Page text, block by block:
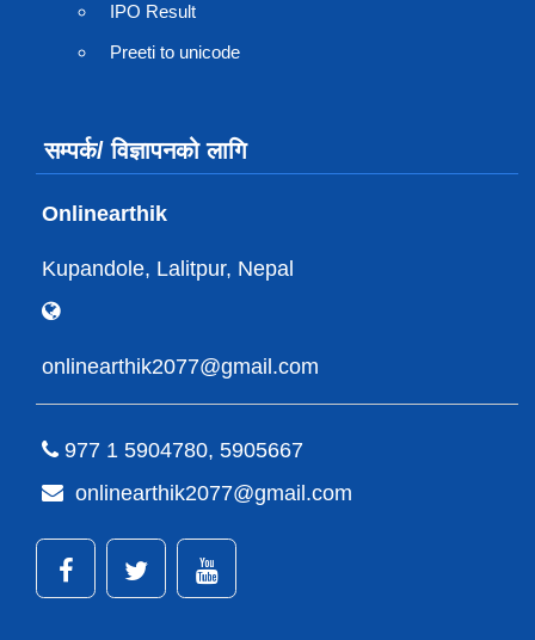
IPO Result
Preeti to unicode
सम्पर्क/ विज्ञापनको लागि
Onlinearthik
Kupandole, Lalitpur, Nepal
onlinearthik2077@gmail.com
977 1 5904780, 5905667
onlinearthik2077@gmail.com